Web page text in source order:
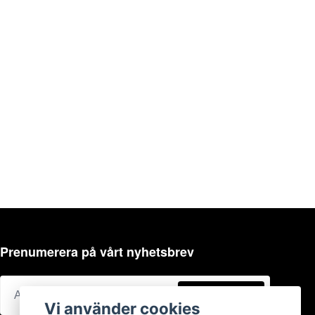
Prenumerera på vårt nyhetsbrev
Vi använder cookies